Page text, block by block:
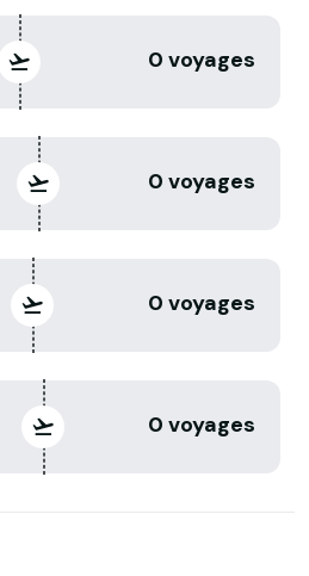
0 voyages
0 voyages
0 voyages
0 voyages